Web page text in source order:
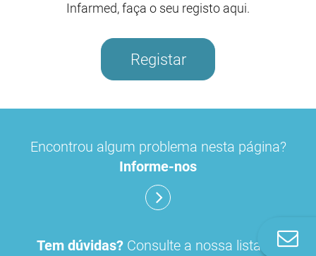
Infarmed, faça o seu registo aqui.
Registar
Encontrou algum problema nesta página?
Informe-nos
Tem dúvidas? Consulte a nossa lista de